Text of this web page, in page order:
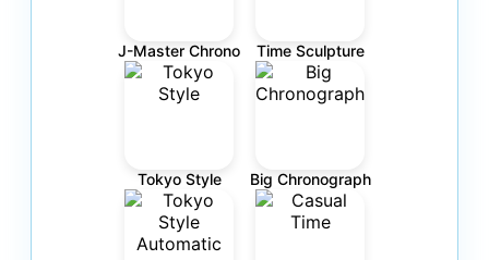
J-Master Chrono Time Sculpture
Tokyo Style Big Chronograph